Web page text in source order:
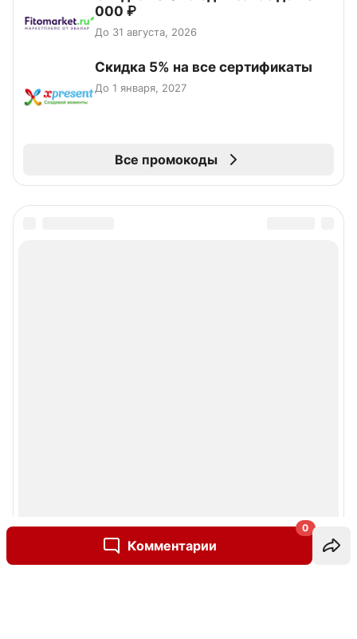
Комментарии
0
000 ₽
До 31 августа, 2026
Скидка 5% на все сертификаты
До 1 января, 2027
Все промокоды